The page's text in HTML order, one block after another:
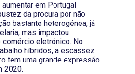
em Portugal
da procura por não
bastante heterogénea, já
mas impactou
eletrónico. No
híbridos, a escassez
tem uma grande expressão
2020.